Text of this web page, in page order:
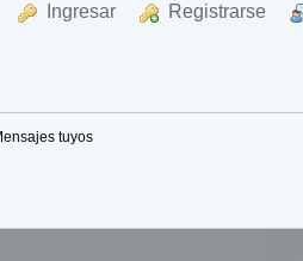
Ingresar Registrarse
tuyos